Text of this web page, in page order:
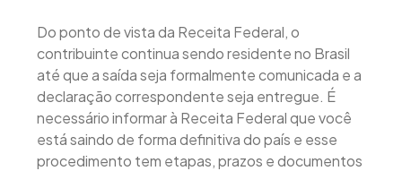
Do ponto de vista da Receita Federal, o
contribuinte continua sendo residente no Brasil
até que a saída seja formalmente comunicada e a
declaração correspondente seja entregue. É
necessário informar à Receita Federal que você
está saindo de forma definitiva do país e esse
procedimento tem etapas, prazos e documentos